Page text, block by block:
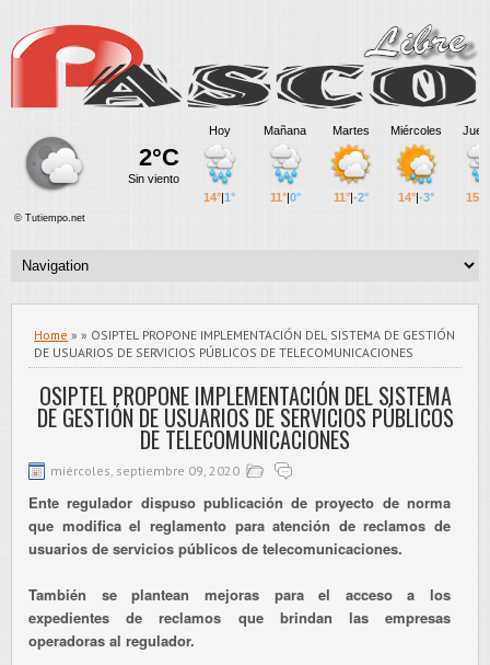
Home » » OSIPTEL PROPONE IMPLEMENTACIÓN DEL SISTEMA DE GESTIÓN
DE USUARIOS DE SERVICIOS PÚBLICOS DE TELECOMUNICACIONES
OSIPTEL PROPONE IMPLEMENTACIÓN DEL SISTEMA
DE GESTIÓN DE USUARIOS DE SERVICIOS PÚBLICOS
DE TELECOMUNICACIONES
miércoles, septiembre 09, 2020
Ente regulador dispuso publicación de proyecto de norma
que modifica el reglamento para atención de reclamos de
usuarios de servicios públicos de telecomunicaciones.
También se plantean mejoras para el acceso a los
expedientes de reclamos que brindan las empresas
operadoras al regulador.